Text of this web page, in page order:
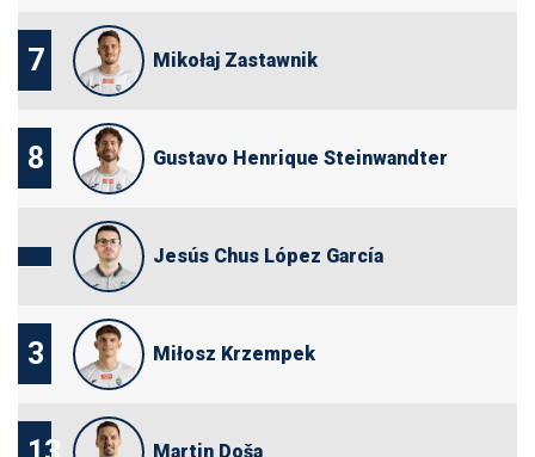
7 Mikołaj Zastawnik
8 Gustavo Henrique Steinwandter
Jesús Chus López García
3 Miłosz Krzempek
Martin Doša